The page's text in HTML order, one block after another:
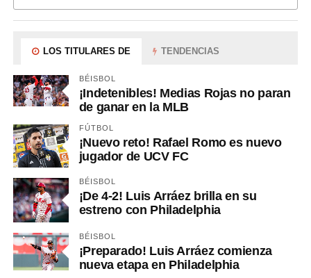
LOS TITULARES DE TENDENCIAS
BÉISBOL
¡Indetenibles! Medias Rojas no paran
de ganar en la MLB
FÚTBOL
¡Nuevo reto! Rafael Romo es nuevo
jugador de UCV FC
BÉISBOL
¡De 4-2! Luis Arráez brilla en su
estreno con Philadelphia
BÉISBOL
¡Preparado! Luis Arráez comienza
nueva etapa en Philadelphia